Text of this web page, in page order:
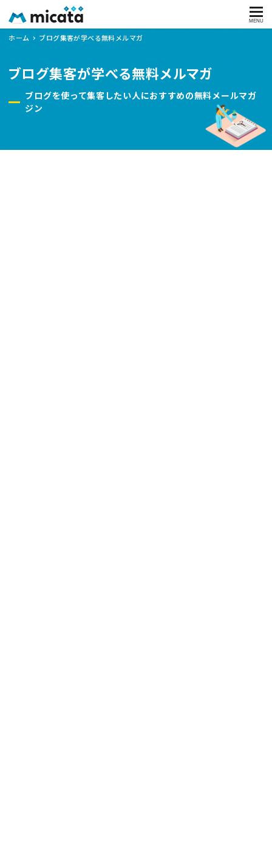
MENU
ホーム ブログ集客が学べる無料メルマガ
ブログ集客が学べる無料メルマガ
ブログを使って集客したい人におすすめの無料メールマガ
ジン